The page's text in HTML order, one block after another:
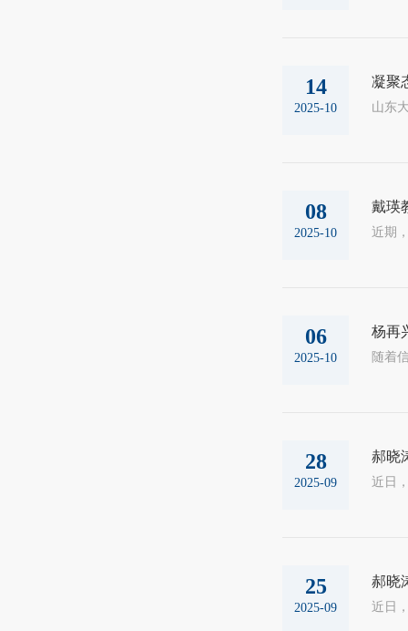
14
2025-10
凝聚
08
2025-10
戴瑛
06
2025-10
杨再
28
2025-09
郝晓
25
2025-09
郝晓